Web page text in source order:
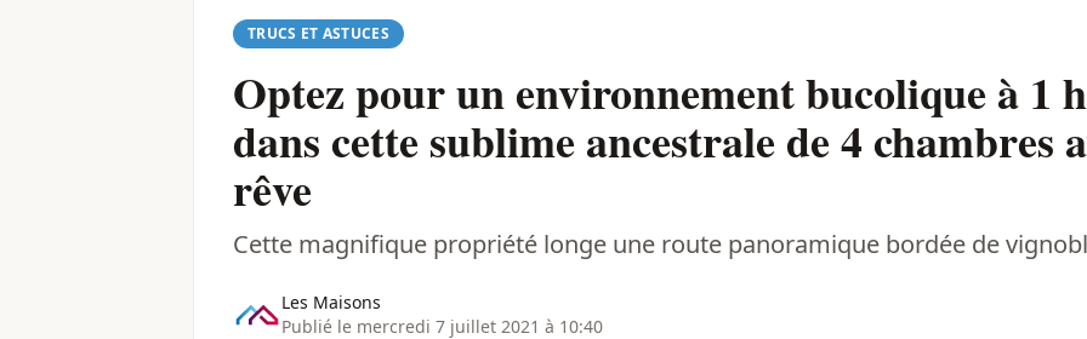
TRUCS ET ASTUCES
Optez pour un environnement bucolique à 1
dans cette sublime ancestrale de 4 chambres
rêve
Cette magnifique propriété longe une route panoramique bordée de
Les Maisons
Publié le mercredi 7 juillet 2021 à 10:40